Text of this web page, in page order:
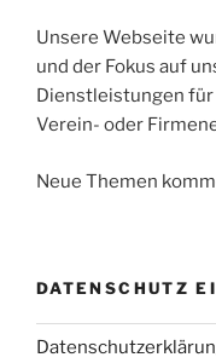
Unsere Webseite
und der Fokus auf
Dienstleistungen
Verein- oder
Neue Themen
DATENSCHUTZ